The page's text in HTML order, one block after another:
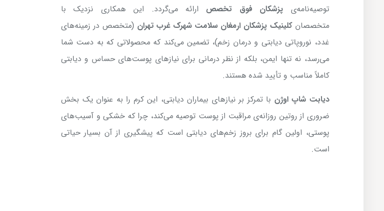
توصیه‌نامه‌ی پزشکان فوق تخصص ارائه می‌گردد. این همکاری نزدیک با
متخصصانکلینیک پزشکان ارمغان سلامت شهرک غرب تهران (متخصص در زمینه‌های
غدد، نوروپاتی دیابتی و درمان زخم)، تضمین می‌کند که محصولاتی که به دست شما
می‌رسد، نه تنها ایمن، بلکه از نظر درمانی برای نیازهای پوست‌های حساس و دیابتی
کاملاً مناسب و تأیید شده هستند.
دیابت شاپ اوژن با تمرکز بر نیازهای بیماران دیابتی، این کرم را به عنوان یک بخش
ضروری از روتین روزانه‌ی مراقبت از پوست توصیه می‌کند، چرا که خشکی و آسیب‌های
پوستی، اولین گام برای بروز زخم‌های دیابتی است که پیشگیری از آن بسیار حیاتی
است.